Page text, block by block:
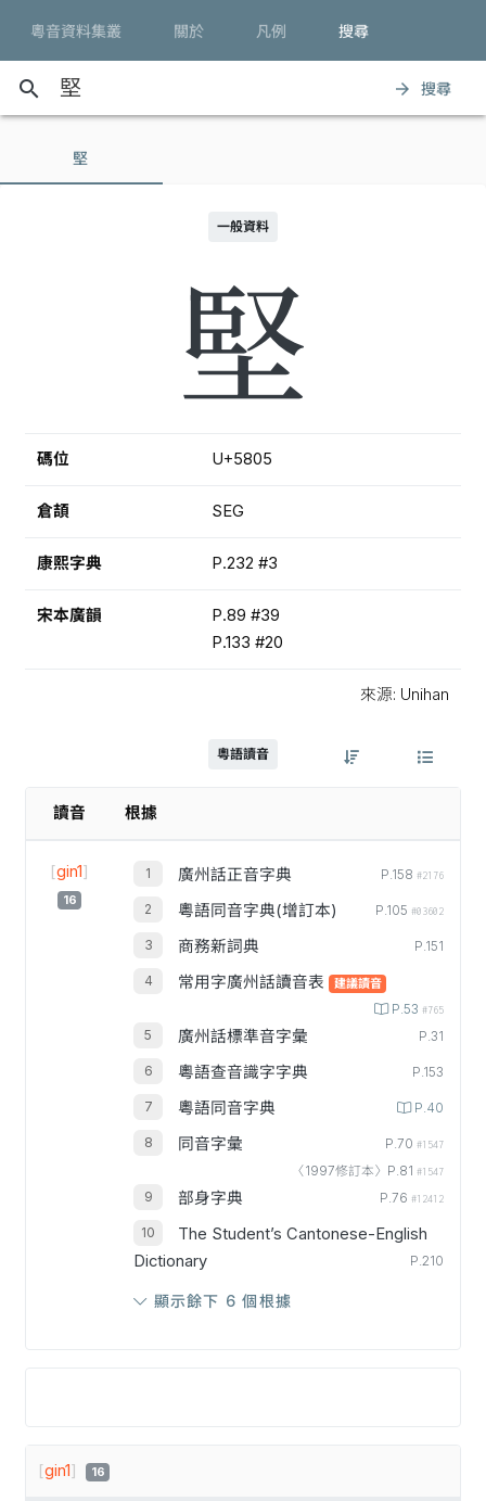
粵音資料集叢 關於 凡例 搜尋
search arrow_forward 搜尋
堅
一般資料
堅
碼位 U+5805
倉頡 SEG
康熙字典 P.232 #3
宋本廣韻
P.89 #39
P.133 #20
來源: Unihan
粵語讀音
讀音 根據
[gin1]
16
廣州話正音字典 P.158 #2176
粵語同音字典(增訂本) P.105 #03602
商務新詞典 P.151
常用字廣州話讀音表 建議讀音
P.53 #765
廣州話標準音字彙 P.31
粵語查音識字字典 P.153
粵語同音字典 P.40
同音字彙 P.70 #1547
〈1997修訂本〉P.81 #1547
部身字典 P.76 #12412
The Student’s Cantonese-English
Dictionary
P.210
顯示餘下 6 個根據
[gin1] 16